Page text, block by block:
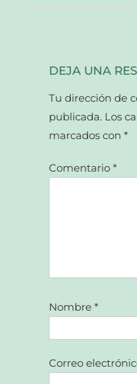
DEJA UNA
Tu dirección de
publicada. Los
marcados con*
Comentario*
Nombre*
Correo